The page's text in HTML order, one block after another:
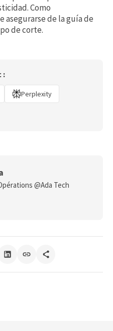
Como
asegurarse de la guía de
de corte.
:
Perplexity
@Ada Tech